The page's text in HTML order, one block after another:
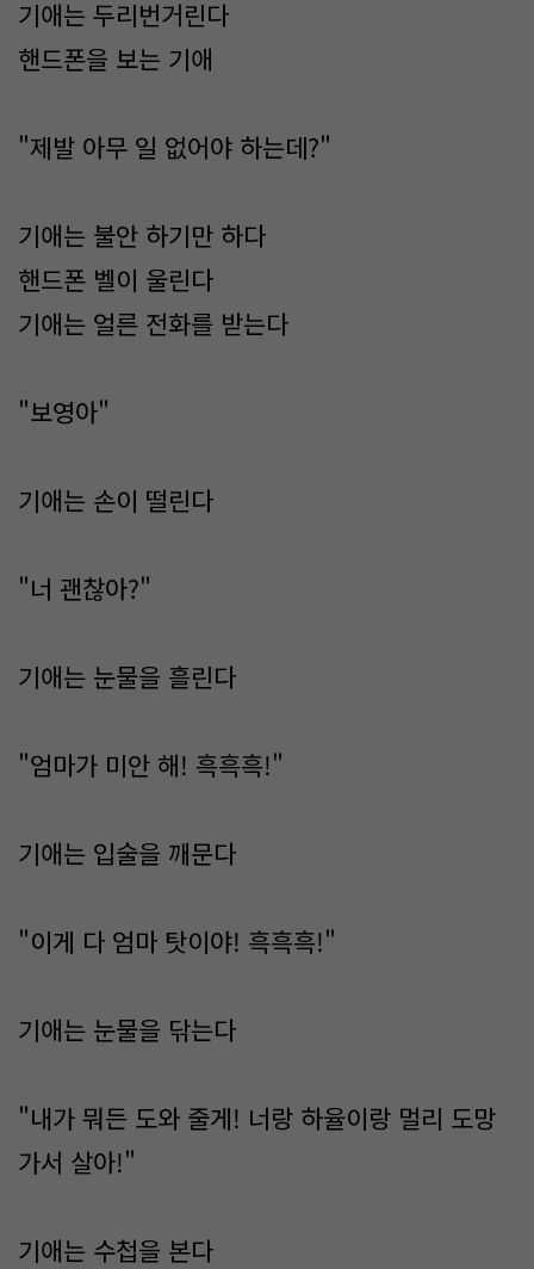
기애는 두리번거린다
핸드폰을 보는 기애
"제발 아무 일 없어야 하는데?"
기애는 불안 하기만 하다
핸드폰 벨이 울린다
기애는 얼른 전화를 받는다
"보영아"
기애는 손이 떨린다
"너 괜찮아?"
기애는 눈물을 흘린다
"엄마가 미안 해! 흑흑흑!"
기애는 입술을 깨문다
"이게 다 엄마 탓이야! 흑흑흑!"
기애는 눈물을 닦는다
"내가 뭐든 도와 줄게! 너랑 하율이랑 멀리 도망
가서 살아!"
기애는 수첩을 본다